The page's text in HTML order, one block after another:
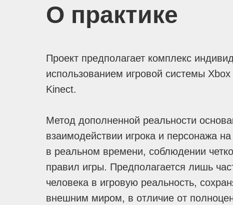
О практике
Проект предполагает комплекс
использованием игровой системы Xbox
Kinect.
Метод дополненной реальности
взаимодействии игрока и персонажа
в реальном времени, соблюдении
правил игры. Предполагается лишь
человека в игровую реальность,
внешним миром, в отличие от